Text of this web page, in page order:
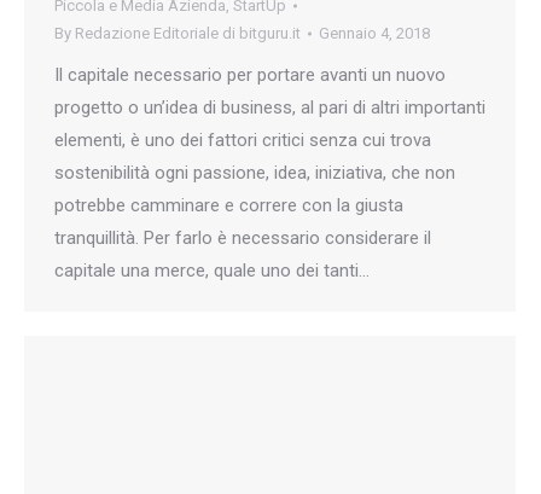
Piccola e Media Azienda, StartUp
By Redazione Editoriale di bitguru.it Gennaio 4, 2018
Il capitale necessario per portare avanti un nuovo
progetto o un’idea di business, al pari di altri importanti
elementi, è uno dei fattori critici senza cui trova
sostenibilità ogni passione, idea, iniziativa, che non
potrebbe camminare e correre con la giusta
tranquillità. Per farlo è necessario considerare il
capitale una merce, quale uno dei tanti…